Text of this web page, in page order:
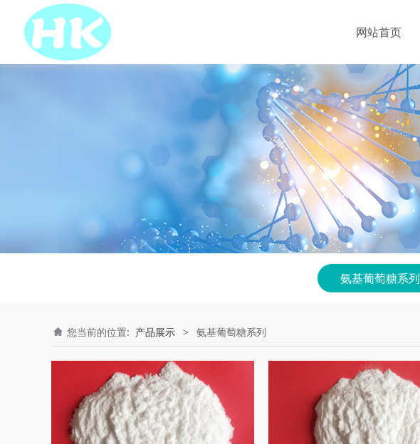
网站首页
氨基葡萄糖系列
您当前的位置: 产品展示 > 氨基葡萄糖系列